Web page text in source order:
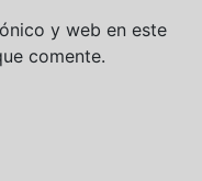
y web en este
comente.